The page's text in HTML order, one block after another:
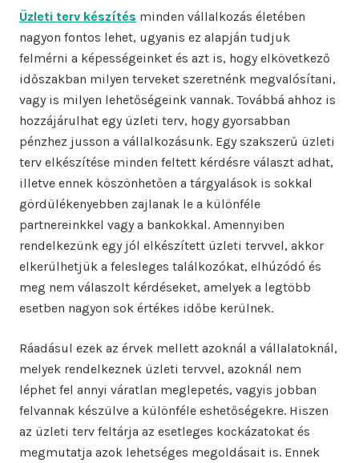
Üzleti terv készítés minden vállalkozás életében
nagyon fontos lehet, ugyanis ez alapján tudjuk
felmérni a képességeinket és azt is, hogy elkövetkező
időszakban milyen terveket szeretnénk megvalósítani,
vagy is milyen lehetőségeink vannak. Továbbá ahhoz is
hozzájárulhat egy üzleti terv, hogy gyorsabban
pénzhez jusson a vállalkozásunk. Egy szakszerű üzleti
terv elkészítése minden feltett kérdésre választ adhat,
illetve ennek köszönhetően a tárgyalások is sokkal
gördülékenyebben zajlanak le a különféle
partnereinkkel vagy a bankokkal. Amennyiben
rendelkezünk egy jól elkészített üzleti tervvel, akkor
elkerülhetjük a felesleges találkozókat, elhúzódó és
meg nem válaszolt kérdéseket, amelyek a legtöbb
esetben nagyon sok értékes időbe kerülnek.
Ráadásul ezek az érvek mellett azoknál a vállalatoknál,
melyek rendelkeznek üzleti tervvel, azoknál nem
léphet fel annyi váratlan meglepetés, vagyis jobban
felvannak készülve a különféle eshetőségekre. Hiszen
az üzleti terv feltárja az esetleges kockázatokat és
megmutatja azok lehetséges megoldásait is. Ennek